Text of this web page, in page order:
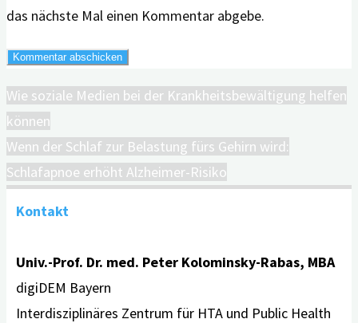
das nächste Mal einen Kommentar abgebe.
Wie soziale Medien bei der Krankheitsbewältigung helfen
können
Wenn der Schlaf zur Belastung fürs Gehirn wird:
Schlafapnoe erhöht Alzheimer-Risiko
Kontakt
Univ.-Prof. Dr. med. Peter Kolominsky-Rabas, MBA
digiDEM Bayern
Interdisziplinäres Zentrum für HTA und Public Health